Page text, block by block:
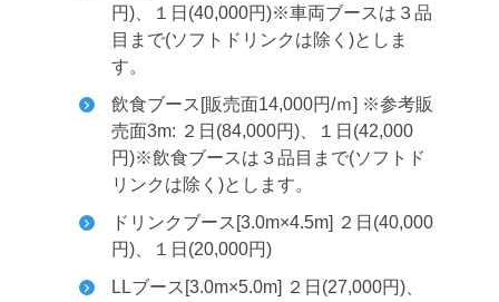
円)、１日(40,000円)※車両ブースは３品
目まで(ソフトドリンクは除く)としま
す。
飲食ブース[販売面14,000円/ｍ] ※参考販
売面3m: ２日(84,000円)、１日(42,000
円)※飲食ブースは３品目まで(ソフトド
リンクは除く)とします。
ドリンクブース[3.0m×4.5m] ２日(40,000
円)、１日(20,000円)
LLブース[3.0m×5.0m] ２日(27,000円)、